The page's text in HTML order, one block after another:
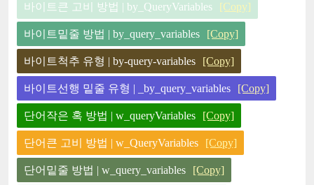
바이트큰 고비 방법 | by_QueryVariables [Copy]
바이트밑줄 방법 | by_query_variables [Copy]
바이트척추 유형 | by-query-variables [Copy]
바이트선행 밑줄 유형 | _by_query_variables [Copy]
단어작은 혹 방법 | w_queryVariables [Copy]
단어큰 고비 방법 | w_QueryVariables [Copy]
단어밑줄 방법 | w_query_variables [Copy]